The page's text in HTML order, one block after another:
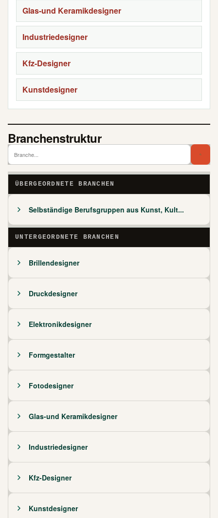
Glas-und Keramikdesigner
Industriedesigner
Kfz-Designer
Kunstdesigner
Branchenstruktur
ÜBERGEORDNETE BRANCHEN
Selbständige Berufsgruppen aus Kunst, Kult...
UNTERGEORDNETE BRANCHEN
Brillendesigner
Druckdesigner
Elektronikdesigner
Formgestalter
Fotodesigner
Glas-und Keramikdesigner
Industriedesigner
Kfz-Designer
Kunstdesigner